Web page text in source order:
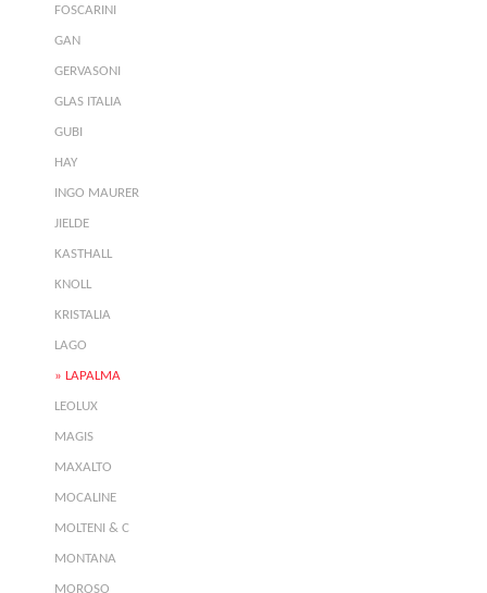
FOSCARINI
GAN
GERVASONI
GLAS ITALIA
GUBI
HAY
INGO MAURER
JIELDE
KASTHALL
KNOLL
KRISTALIA
LAGO
LAPALMA
LEOLUX
MAGIS
MAXALTO
MOCALINE
MOLTENI & C
MONTANA
MOROSO